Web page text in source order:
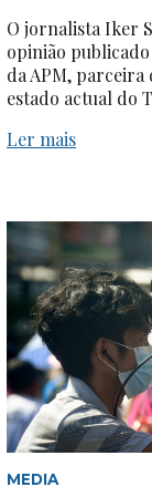
O jornalista Iker
opinião
da APM,
estado actual do
Ler mais
MEDIA